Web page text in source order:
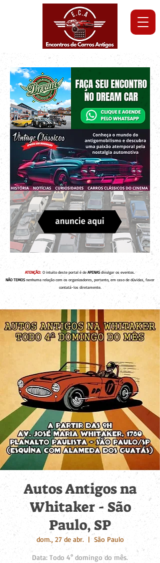
ATENÇÃO: O intuito deste portal é de APENAS divulgar os eventos.
NÃO TEMOS nenhuma relação com os organizadores, portanto, em caso de dúvidas, favor
contatá-los diretamente.
Autos Antigos na
Whitaker - São
Paulo, SP
dom., 27 de abr.
  |
São Paulo
Data: Todo 4° domingo do mês.